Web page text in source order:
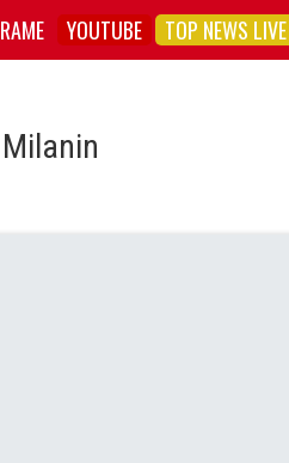
YOUTUBE TOP NEWS LIVE